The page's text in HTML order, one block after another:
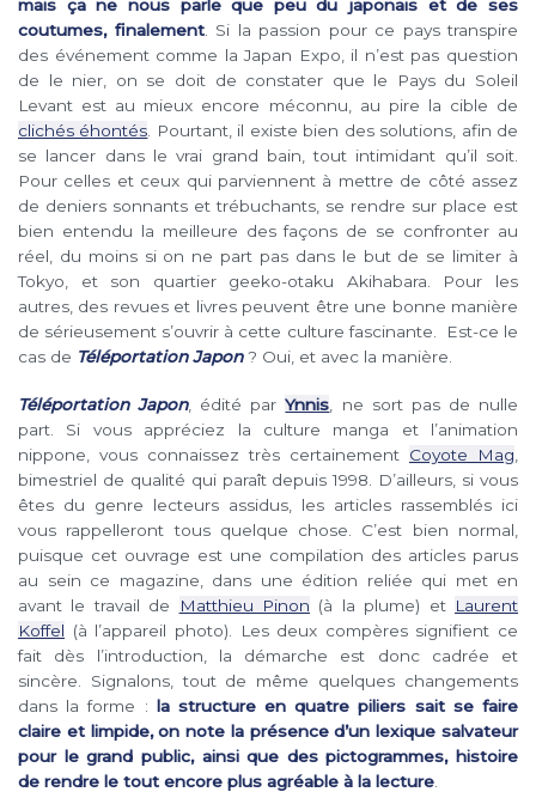
mais ça ne nous parle que peu du japonais et de ses
coutumes, finalement. Si la passion pour ce pays transpire
des événement comme la Japan Expo, il n’est pas question
de le nier, on se doit de constater que le Pays du Soleil
Levant est au mieux encore méconnu, au pire la cible de
clichés éhontés . Pourtant, il existe bien des solutions, afin de
se lancer dans le vrai grand bain, tout intimidant qu’il soit.
Pour celles et ceux qui parviennent à mettre de côté assez
de deniers sonnants et trébuchants, se rendre sur place est
bien entendu la meilleure des façons de se confronter au
réel, du moins si on ne part pas dans le but de se limiter à
Tokyo, et son quartier geeko-otaku Akihabara. Pour les
autres, des revues et livres peuvent être une bonne manière
de sérieusement s’ouvrir à cette culture fascinante. Est-ce le
cas de Téléportation Japon? Oui, et avec la manière.
Téléportation Japon, édité parYnnis , ne sort pas de nulle
part. Si vous appréciez la culture manga et l’animation
nippone, vous connaissez très certainement Coyote Mag
bimestriel de qualité qui paraît depuis 1998. D’ailleurs, si vous
êtes du genre lecteurs assidus, les articles rassemblés ici
vous rappelleront tous quelque chose. C’est bien normal,
puisque cet ouvrage est une compilation des articles parus
au sein ce magazine, dans une édition reliée qui met en
avant le travail de
Matthieu Pinon (à la plume) et Laurent
Koffel (à l’appareil photo). Les deux compères signifient ce
fait dès l’introduction, la démarche est donc cadrée et
sincère. Signalons, tout de même quelques changements
dans la forme : la structure en quatre piliers sait se faire
claire et limpide, on note la présence d’un lexique salvateur
pour le grand public, ainsi que des pictogrammes, histoire
de rendre le tout encore plus agréable à la lecture